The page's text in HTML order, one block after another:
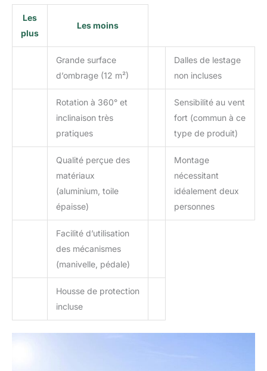
Les
plus
Les moins
Grande surface
d’ombrage (12 m²)
Dalles de lestage
non incluses
Rotation à 360° et
inclinaison très
pratiques
Sensibilité au vent
fort (commun à ce
type de produit)
Qualité perçue des
matériaux
(aluminium, toile
épaisse)
Montage
nécessitant
idéalement deux
personnes
Facilité d’utilisation
des mécanismes
(manivelle, pédale)
Housse de protection
incluse